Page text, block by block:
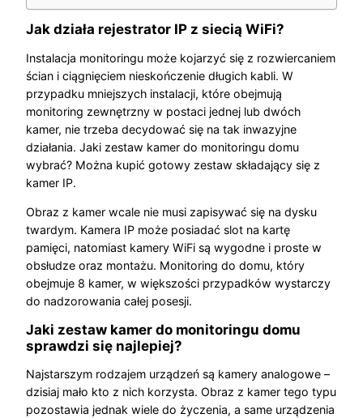
Jak działa rejestrator IP z siecią WiFi?
Instalacja monitoringu może kojarzyć się z rozwiercaniem
ścian i ciągnięciem nieskończenie długich kabli. W
przypadku mniejszych instalacji, które obejmują
monitoring zewnętrzny w postaci jednej lub dwóch
kamer, nie trzeba decydować się na tak inwazyjne
działania. Jaki zestaw kamer do monitoringu domu
wybrać? Można kupić gotowy zestaw składający się z
kamer IP.
Obraz z kamer wcale nie musi zapisywać się na dysku
twardym. Kamera IP może posiadać slot na kartę
pamięci, natomiast kamery WiFi są wygodne i proste w
obsłudze oraz montażu. Monitoring do domu, który
obejmuje 8 kamer, w większości przypadków wystarczy
do nadzorowania całej posesji.
Jaki zestaw kamer do monitoringu domu
sprawdzi się najlepiej?
Najstarszym rodzajem urządzeń są kamery analogowe –
dzisiaj mało kto z nich korzysta. Obraz z kamer tego typu
pozostawia jednak wiele do życzenia, a same urządzenia